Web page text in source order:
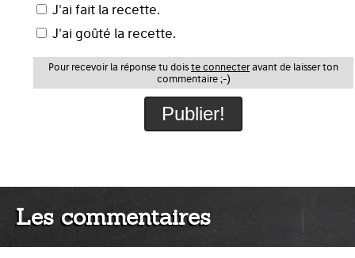
J'ai fait la recette.
J'ai goûté la recette.
Pour recevoir la réponse tu dois te connecteravant de laisser ton
commentaire ;-)
Les commentaires